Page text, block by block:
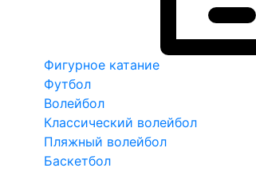
Фигурное катание
Футбол
Волейбол
Классический волейбол
Пляжный волейбол
Баскетбол